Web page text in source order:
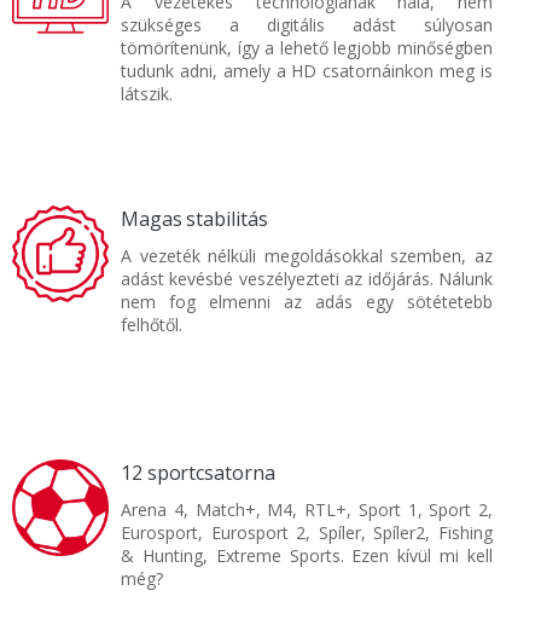
szükséges a digitális adást súlyosan
tömörítenünk, így a lehető legjobb minőségben
tudunk adni, amely a HD csatornáinkon meg is
látszik.
Magas stabilitás
A vezeték nélküli megoldásokkal szemben, az
adást kevésbé veszélyezteti az időjárás. Nálunk
nem fog elmenni az adás egy sötétetebb
felhőtől.
12 sportcsatorna
Arena 4, Match+, M4, RTL+, Sport 1, Sport 2,
Eurosport, Eurosport 2, Spíler, Spíler2, Fishing
& Hunting, Extreme Sports. Ezen kívül mi kell
még?